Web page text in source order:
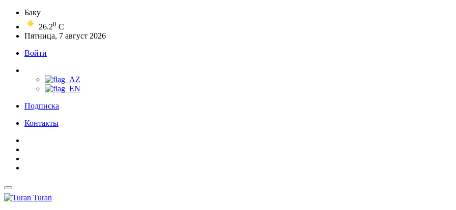
Баку
26.20 C
Пятница, 7 август 2026
Войти
Подписка
Контакты
Turan